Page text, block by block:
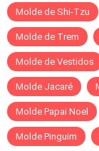
Molde de Shi-Tzu
Molde de Trem
Molde de Vestidos
Molde Jacaré
Molde Papai Noel
Molde Pinguim